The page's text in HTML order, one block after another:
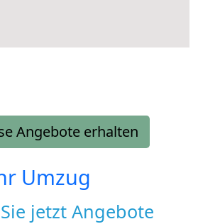
Angebote erhalten
Umzug
jetzt Angebote